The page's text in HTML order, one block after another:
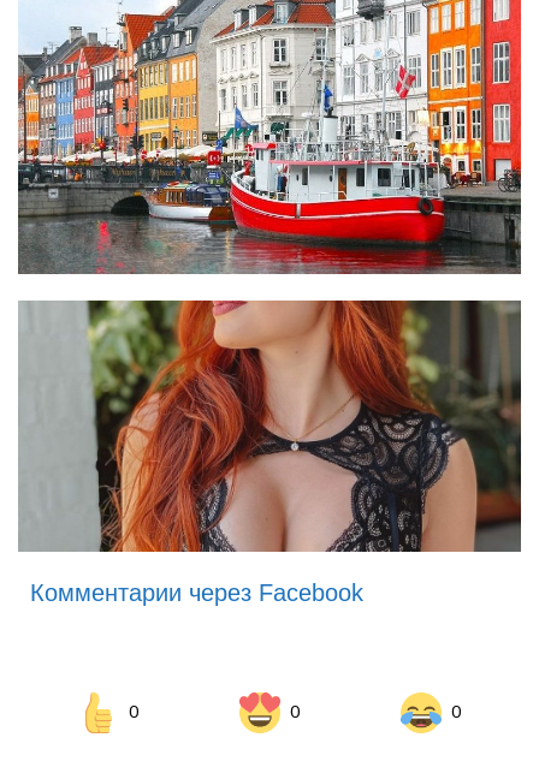
Комментарии через Facebook
0 0 0